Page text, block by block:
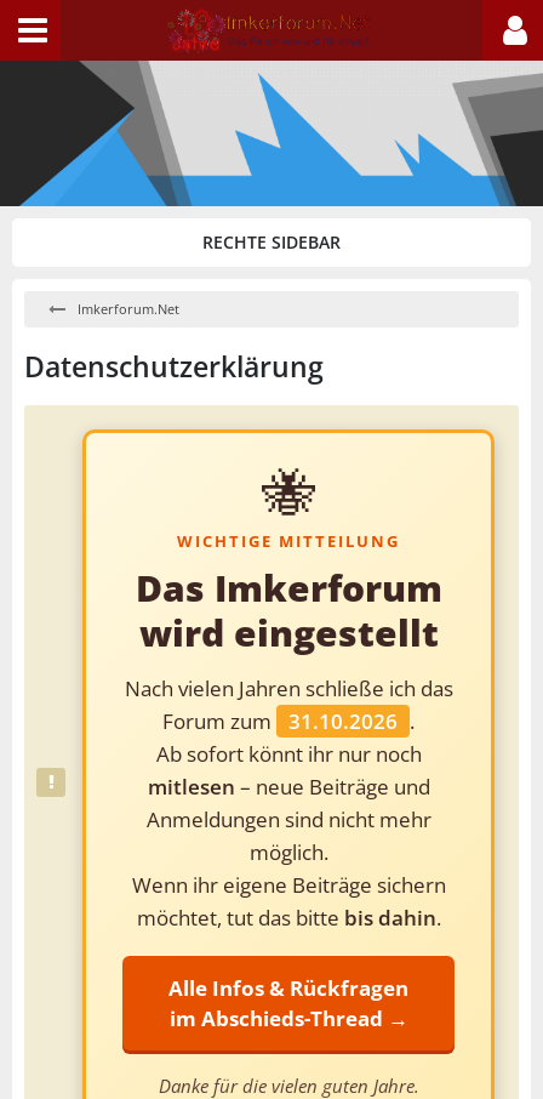
Imkerforum.Net
Datenschutzerklärung
🐝
WICHTIGE MITTEILUNG
Das Imkerforum
wird eingestellt
Nach vielen Jahren schließe ich das
Forum zum
31.10.2026 .
Ab sofort könnt ihr nur noch
mitlesen – neue Beiträge und
Anmeldungen sind nicht mehr
möglich.
Wenn ihr eigene Beiträge sichern
möchtet, tut das bitte bis dahin.
Alle Infos & Rückfragen
im Abschieds-Thread →
Danke für die vielen guten Jahre.